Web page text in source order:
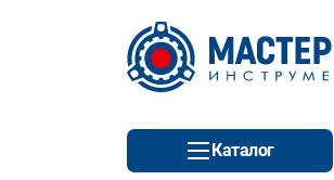
Каталог